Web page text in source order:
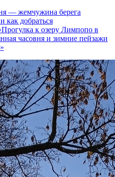
— жемчужина берега
как добраться
к озеру Лимпопо в
часовня и зимние пейзажи